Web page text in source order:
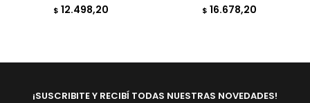
$ 12.498,20 $ 16.678,20
¡SUSCRIBITE Y RECIBÍ TODAS NUESTRAS NOVEDADES!